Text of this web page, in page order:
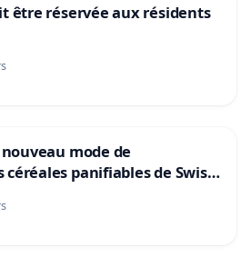
être réservée aux résidents
mode de
panifiables de Swiss
teneur en protéines